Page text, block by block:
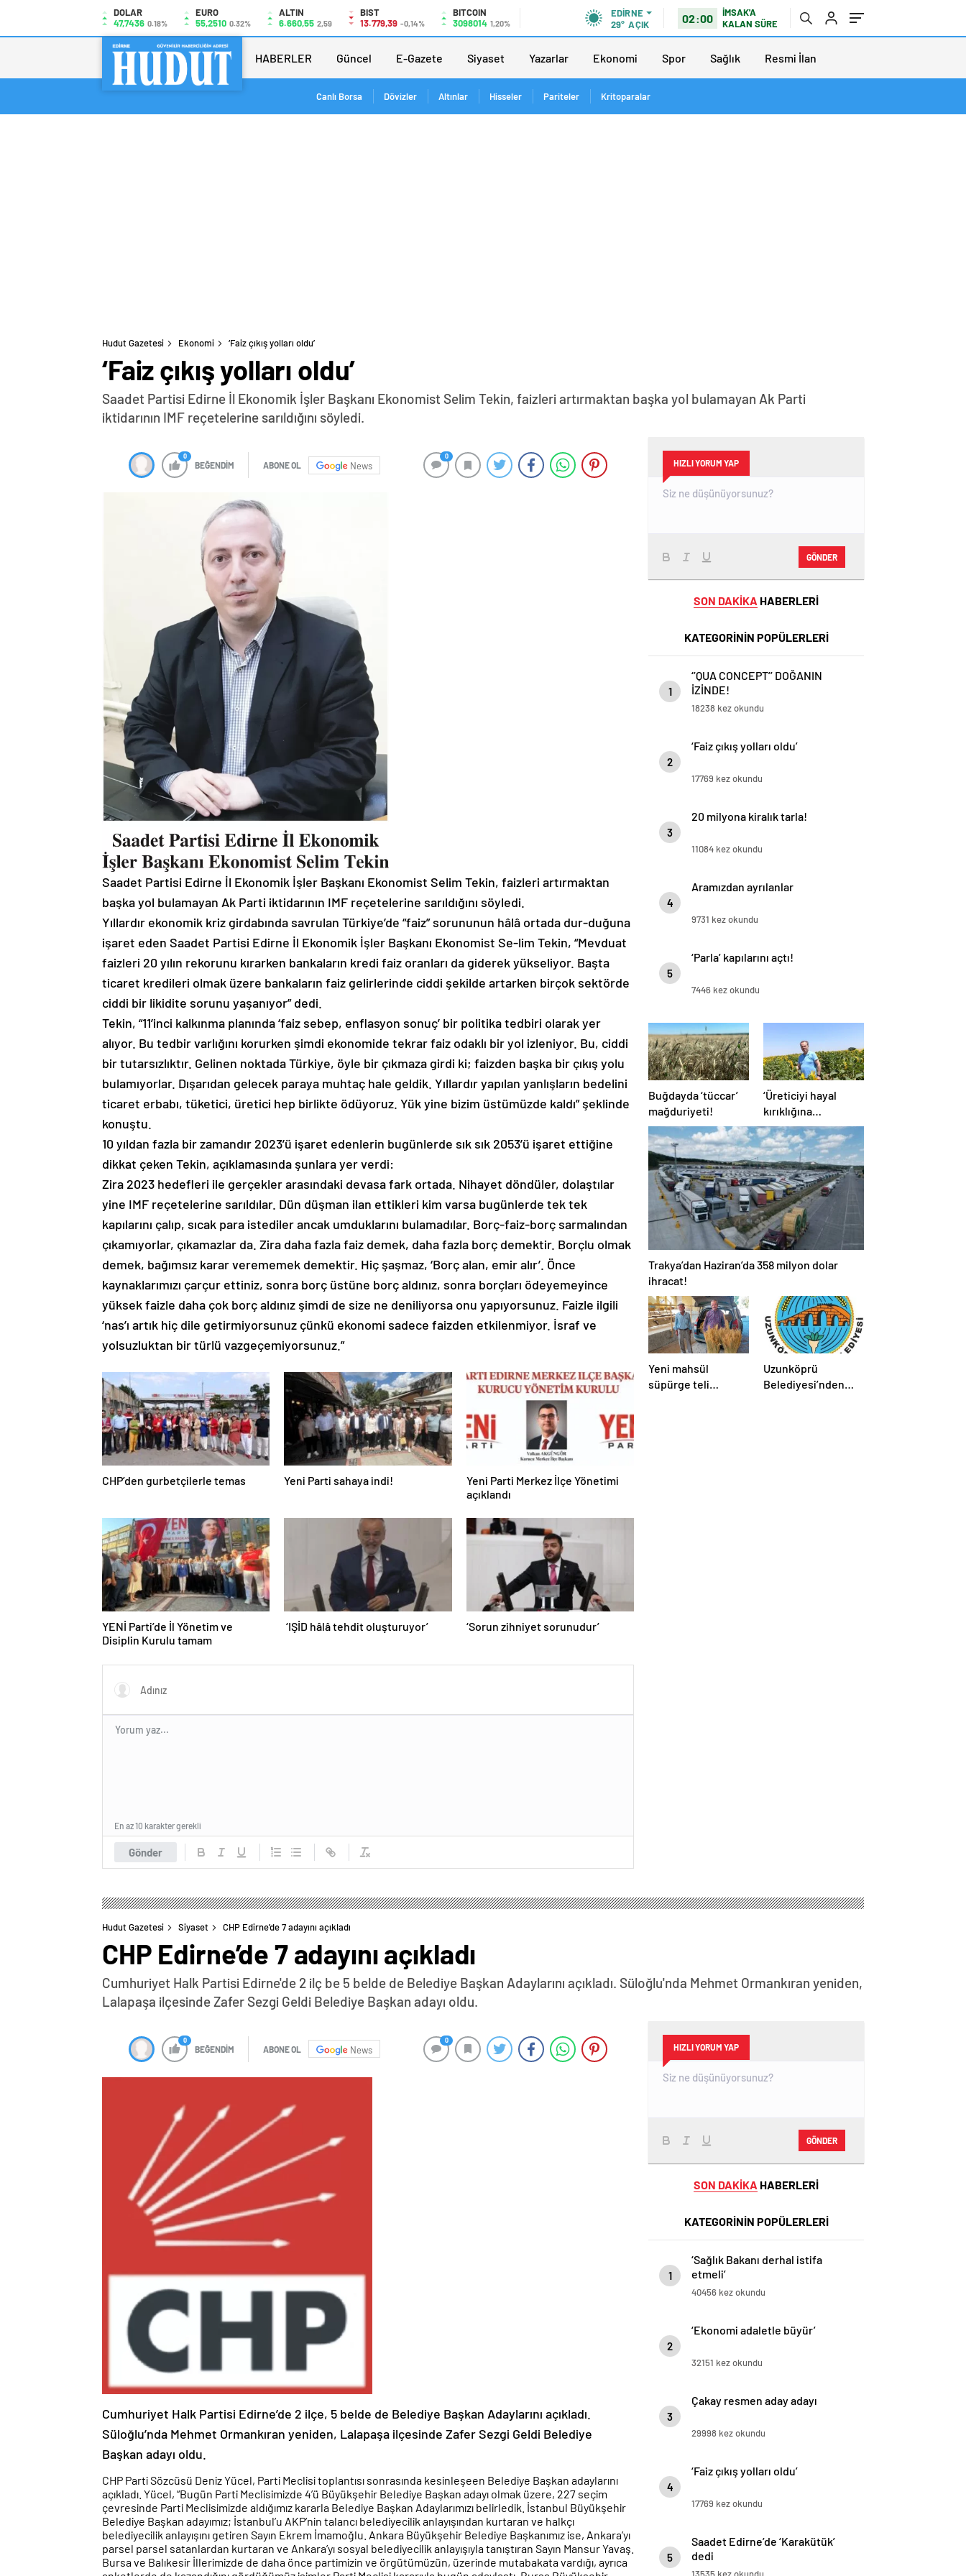
DOLAR
47,7436 0.18%
EURO
55,2510 0.32%
ALTIN
6.660,55 2,59
BIST
13.779,39 -0,14%
BITCOIN
3098014 1,20%
EDIRNE
29° AÇIK 02:00
İMSAK'A
KALAN SÜRE
HABERLER Güncel E-Gazete Siyaset Yazarlar Ekonomi Spor Sağlık Resmi İlan
Canlı Borsa Dövizler Altınlar Hisseler Pariteler Kritoparalar
Hudut Gazetesi Ekonomi ‘Faiz çıkış yolları oldu’
‘Faiz çıkış yolları oldu’
Saadet Partisi Edirne İl Ekonomik İşler Başkanı Ekonomist Selim Tekin, faizleri artırmaktan başka yol bulamayan Ak Parti
iktidarının IMF reçetelerine sarıldığını söyledi.
0
BEĞENDİM ABONE OL News
0
Saadet Partisi Edirne İl Ekonomik İşler Başkanı Ekonomist Selim Tekin, faizleri artırmaktan
başka yol bulamayan Ak Parti iktidarının IMF reçetelerine sarıldığını söyledi.
Yıllardır ekonomik kriz girdabında savrulan Türkiye’de “faiz” sorununun hâlâ ortada dur-duğuna
işaret eden Saadet Partisi Edirne İl Ekonomik İşler Başkanı Ekonomist Se-lim Tekin, “Mevduat
faizleri 20 yılın rekorunu kırarken bankaların kredi faiz oranları da giderek yükseliyor. Başta
ticaret kredileri olmak üzere bankaların faiz gelirlerinde ciddi şekilde artarken birçok sektörde
ciddi bir likidite sorunu yaşanıyor” dedi.
Tekin, “11’inci kalkınma planında ‘faiz sebep, enflasyon sonuç’ bir politika tedbiri olarak yer
alıyor. Bu tedbir varlığını korurken şimdi ekonomide tekrar faiz odaklı bir yol izleniyor. Bu, ciddi
bir tutarsızlıktır. Gelinen noktada Türkiye, öyle bir çıkmaza girdi ki; faizden başka bir çıkış yolu
bulamıyorlar. Dışarıdan gelecek paraya muhtaç hale geldik. Yıllardır yapılan yanlışların bedelini
ticaret erbabı, tüketici, üretici hep birlikte ödüyoruz. Yük yine bizim üstümüzde kaldı” şeklinde
konuştu.
10 yıldan fazla bir zamandır 2023’ü işaret edenlerin bugünlerde sık sık 2053’ü işaret ettiğine
dikkat çeken Tekin, açıklamasında şunlara yer verdi:
Zira 2023 hedefleri ile gerçekler arasındaki devasa fark ortada. Nihayet döndüler, dolaştılar
yine IMF reçetelerine sarıldılar. Dün düşman ilan ettikleri kim varsa bugünlerde tek tek
kapılarını çalıp, sıcak para istediler ancak umduklarını bulamadılar. Borç-faiz-borç sarmalından
çıkamıyorlar, çıkamazlar da. Zira daha fazla faiz demek, daha fazla borç demektir. Borçlu olmak
demek, bağımsız karar verememek demektir. Hiç şaşmaz, ‘Borç alan, emir alır’. Önce
kaynaklarımızı çarçur ettiniz, sonra borç üstüne borç aldınız, sonra borçları ödeyemeyince
yüksek faizle daha çok borç aldınız şimdi de size ne deniliyorsa onu yapıyorsunuz. Faizle ilgili
‘nas’ı artık hiç dile getirmiyorsunuz çünkü ekonomi sadece faizden etkilenmiyor. İsraf ve
yolsuzluktan bir türlü vazgeçemiyorsunuz.”
CHP’den gurbetçilerle temas Yeni Parti sahaya indi!
Yeni Parti Merkez İlçe Yönetimi
açıklandı
YENİ Parti’de İl Yönetim ve
Disiplin Kurulu tamam
‘IŞİD hâlâ tehdit oluşturuyor’ ‘Sorun zihniyet sorunudur’
Gönder
En az 10 karakter gerekli
HIZLI YORUM YAP
GÖNDER
SON DAKİKA HABERLERİ
KATEGORİNİN POPÜLERLERİ
1
‘’QUA CONCEPT’’ DOĞANIN
İZİNDE!
18238 kez okundu
2
‘Faiz çıkış yolları oldu’
17769 kez okundu
3
20 milyona kiralık tarla!
11084 kez okundu
4
Aramızdan ayrılanlar
9731 kez okundu
5
‘Parla’ kapılarını açtı!
7446 kez okundu
Buğdayda ‘tüccar’
mağduriyeti!
‘Üreticiyi hayal
kırıklığına
uğratmayın’
Trakya’dan Haziran’da 358 milyon dolar
ihracat!
Yeni mahsül
süpürge teli
Uzunköprü
Belediyesi’nden
Hudut Gazetesi Siyaset CHP Edirne’de 7 adayını açıkladı
CHP Edirne’de 7 adayını açıkladı
Cumhuriyet Halk Partisi Edirne'de 2 ilç be 5 belde de Belediye Başkan Adaylarını açıkladı. Süloğlu'nda Mehmet Ormankıran yeniden,
Lalapaşa ilçesinde Zafer Sezgi Geldi Belediye Başkan adayı oldu.
0
BEĞENDİM ABONE OL News
0
Cumhuriyet Halk Partisi Edirne’de 2 ilçe, 5 belde de Belediye Başkan Adaylarını açıkladı.
Süloğlu’nda Mehmet Ormankıran yeniden, Lalapaşa ilçesinde Zafer Sezgi Geldi Belediye
Başkan adayı oldu.
CHP Parti Sözcüsü Deniz Yücel, Parti Meclisi toplantısı sonrasında kesinleşeen Belediye Başkan adaylarını
açıkladı. Yücel, “Bugün Parti Meclisimizde 4’ü Büyükşehir Belediye Başkan adayı olmak üzere, 227 seçim
çevresinde Parti Meclisimizde aldığımız kararla Belediye Başkan Adaylarımızı belirledik. İstanbul Büyükşehir
Belediye Başkan adayımız; İstanbul’u AKP’nin talancı belediyecilik anlayışından kurtaran ve halkçı
belediyecilik anlayışını getiren Sayın Ekrem İmamoğlu. Ankara Büyükşehir Belediye Başkanımız ise, Ankara’yı
parsel parsel satanlardan kurtaran ve Ankara’yı sosyal belediyecilik anlayışıyla tanıştıran Sayın Mansur Yavaş.
Bursa ve Balıkesir İllerimizde de daha önce partimizin ve örgütümüzün, üzerinde mutabakata vardığı, ayrıca
HIZLI YORUM YAP
GÖNDER
SON DAKİKA HABERLERİ
KATEGORİNİN POPÜLERLERİ
1
‘Sağlık Bakanı derhal istifa
etmeli’
40456 kez okundu
2
‘Ekonomi adaletle büyür’
32151 kez okundu
3
Çakay resmen aday adayı
29998 kez okundu
4
‘Faiz çıkış yolları oldu’
17769 kez okundu
5
Saadet Edirne’de ‘Karakütük’
dedi